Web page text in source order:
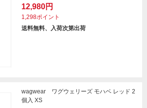
12,980円
1,298ポイント
送料無料、入荷次第出荷
wagwear ワグウェリーズ モハベ レッド 2
個入 XS